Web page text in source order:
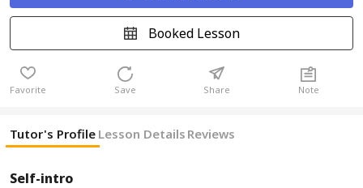
Booked Lesson
Favorite Save Share Note
Tutor's Profile Lesson Details Reviews
Self-intro